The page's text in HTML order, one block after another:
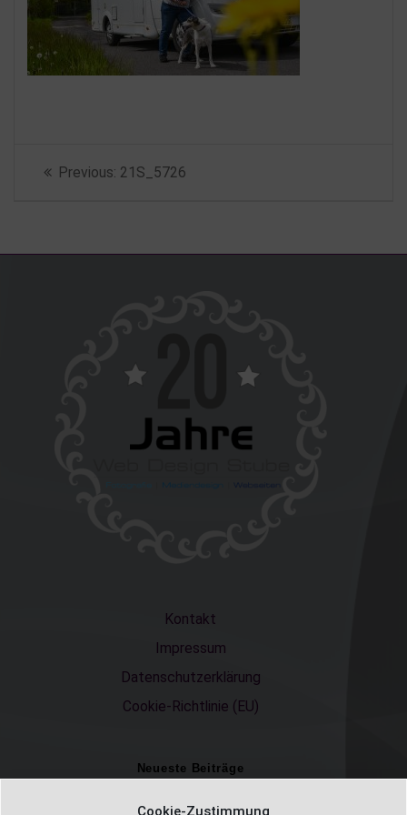
Cookie-Zustimmung
Beitragsnavigation
Previous: Previous
21S_5726
Kontakt
Impressum
Datenschutzerklärung
Cookie-Richtlinie (EU)
Neueste Beiträge
Einschulungsfotos 2026 – ein unvergesslicher Moment